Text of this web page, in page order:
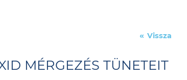
Vissza
MÉRGEZÉS TÜNETEIT